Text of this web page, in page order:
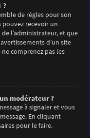
?
de règles pour son
pouvez recevoir un
l’administrateur, et que
d’un site
comprenez pas les
modérateur ?
à signaler et vous
En cliquant
pour le faire.